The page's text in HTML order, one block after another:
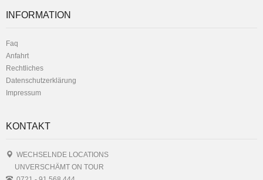
INFORMATION
Faq
Anfahrt
Rechtliches
Datenschutzerklärung
Impressum
KONTAKT
WECHSELNDE LOCATIONS
UNVERSCHÄMT ON TOUR